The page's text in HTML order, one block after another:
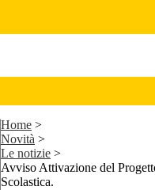
Home >
Novità >
Le notizie >
Avviso Attivazione del
Scolastica.